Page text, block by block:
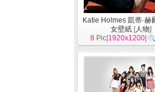
Katie Holmes 凱蒂·赫
女壁紙 [人物]
8 Pic| 1920x1200